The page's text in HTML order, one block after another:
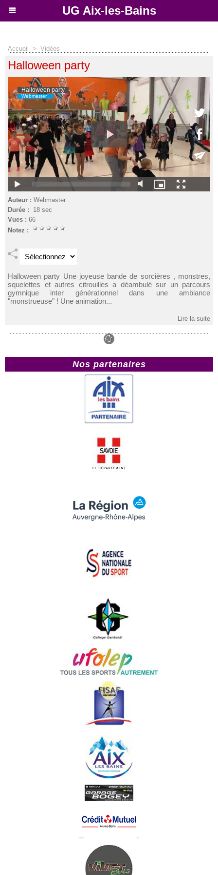
UG Aix-les-Bains
Accueil > Vidéos
Halloween party
Auteur : Webmaster .
Durée :
18 sec
Vues : 66
Notez :
Halloween party Une joyeuse bande de sorcières , monstres,
squelettes et autres citrouilles a déambulé sur un parcours
gymnique inter générationnel dans une ambiance
"monstrueuse" ! Une animation...
Lire la suite
Nos partenaires